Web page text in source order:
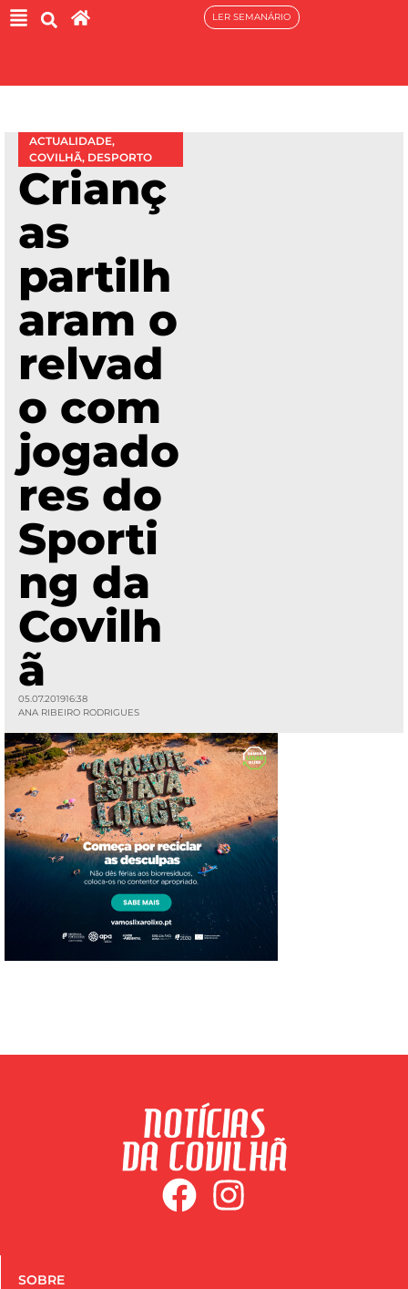
LER SEMANÁRIO
ACTUALIDADE,
COVILHÃ, DESPORTO
Crianç
as
partilh
aram o
relvad
o com
jogado
res do
Sporti
ng da
Covilh
ã
05.07.201916:38
ANA RIBEIRO RODRIGUES
SOBRE